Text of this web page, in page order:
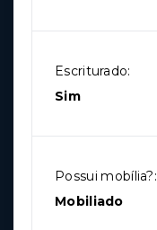
Escriturado:
Sim
Possui mobília?:
Mobiliado